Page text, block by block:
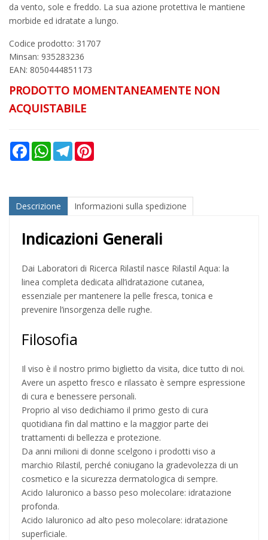
da vento, sole e freddo. La sua azione protettiva le mantiene
morbide ed idratate a lungo.
Codice prodotto: 31707
Minsan: 935283236
EAN: 8050444851173
PRODOTTO MOMENTANEAMENTE NON
ACQUISTABILE
FacebookWhatsAppTelegram
Descrizione Informazioni sulla spedizione
Indicazioni Generali
Dai Laboratori di Ricerca Rilastil nasce Rilastil Aqua: la
linea completa dedicata all’idratazione cutanea,
essenziale per mantenere la pelle fresca, tonica e
prevenire l’insorgenza delle rughe.
Filosofia
Il viso è il nostro primo biglietto da visita, dice tutto di noi.
Avere un aspetto fresco e rilassato è sempre espressione
di cura e benessere personali.
Proprio al viso dedichiamo il primo gesto di cura
quotidiana fin dal mattino e la maggior parte dei
trattamenti di bellezza e protezione.
Da anni milioni di donne scelgono i prodotti viso a
marchio Rilastil, perché coniugano la gradevolezza di un
cosmetico e la sicurezza dermatologica di sempre.
Acido Ialuronico a basso peso molecolare: idratazione
profonda.
Acido Ialuronico ad alto peso molecolare: idratazione
superficiale.